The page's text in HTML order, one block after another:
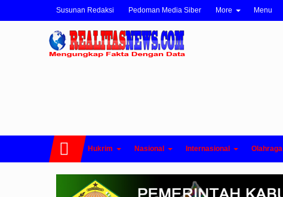
Susunan Redaksi Pedoman Media Siber More Menu
Hukrim Nasional Internasional Olahraga